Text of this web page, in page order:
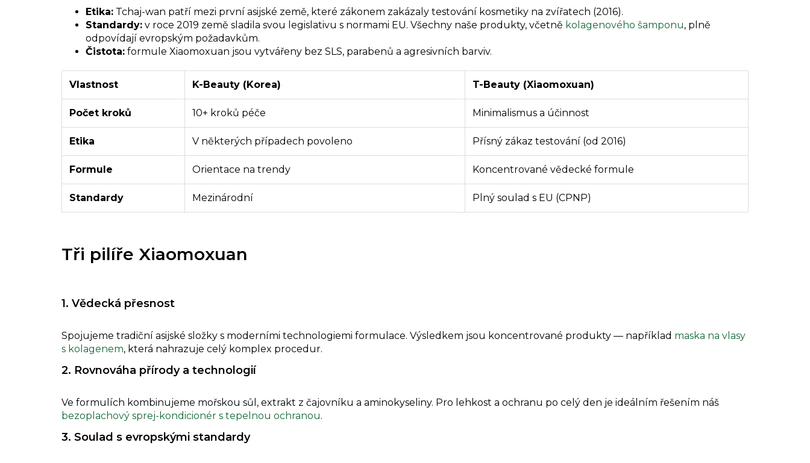
Etika: Tchaj-wan patří mezi první asijské země, které zákonem zakázaly testování kosmetiky na zvířatech (2016).
Standardy: v roce 2019 země sladila svou legislativu s normami EU. Všechny naše produkty, včetně kolagenového šamponu, plně
odpovídají evropským požadavkům.
Čistota: formule Xiaomoxuan jsou vytvářeny bez SLS, parabenů a agresivních barviv.
Vlastnost K-Beauty (Korea) T-Beauty (Xiaomoxuan)
Počet kroků 10+ kroků péče Minimalismus a účinnost
Etika V některých případech povoleno Přísný zákaz testování (od 2016)
Formule Orientace na trendy Koncentrované vědecké formule
Standardy Mezinárodní Plný soulad s EU (CPNP)
Tři pilíře Xiaomoxuan
1. Vědecká přesnost
Spojujeme tradiční asijské složky s moderními technologiemi formulace. Výsledkem jsou koncentrované produkty — například maska na vlasy
s kolagenem, která nahrazuje celý komplex procedur.
2. Rovnováha přírody a technologií
Ve formulích kombinujeme mořskou sůl, extrakt z čajovníku a aminokyseliny. Pro lehkost a ochranu po celý den je ideálním řešením náš
bezoplachový sprej-kondicionér s tepelnou ochranou.
3. Soulad s evropskými standardy